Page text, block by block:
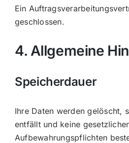
Ein
geschlossen.
4. Allgemeine
Speicherdauer
Ihre Daten werden gelöscht,
entfällt und keine
Aufbewahrungspflichten